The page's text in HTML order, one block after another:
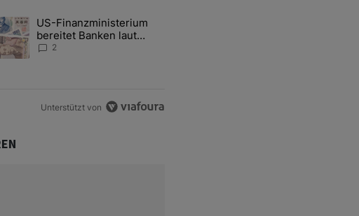
Artikel der letzten 7 days.
Situational Awareness: Alles über den Retter-Deal" mit 3 kommentare.
Trendartikel mit dem Titel "US-Finanzministerium bereitet Banken laut
US-Finanzministerium
bereitet Banken laut
Insider auf eventuelle
2
Unterstützt von